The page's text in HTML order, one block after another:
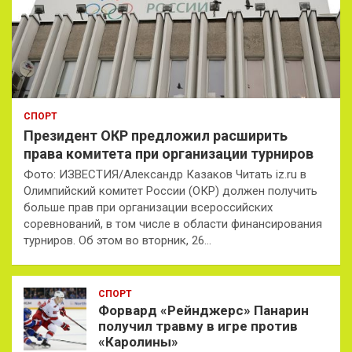
СПОРТ
Президент ОКР предложил расширить
права комитета при организации турниров
Фото: ИЗВЕСТИЯ/Александр Казаков Читать iz.ru в
Олимпийский комитет России (ОКР) должен получить
больше прав при организации всероссийских
соревнований, в том числе в области финансирования
турниров. Об этом во вторник, 26…
СПОРТ
Форвард «Рейнджерс» Панарин
получил травму в игре против
«Каролины»